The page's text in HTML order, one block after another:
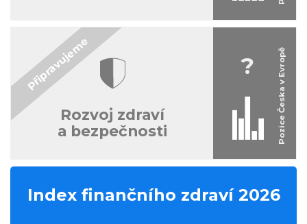
Rozvoj zdraví
a bezpečnosti
?
Index finančního zdraví 2026